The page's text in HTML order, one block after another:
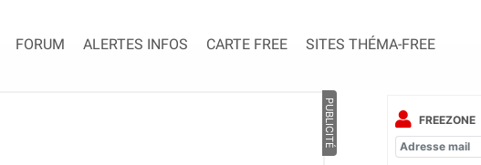
FORUM ALERTES INFOS CARTE FREE SITES THÉMA-FREE
PUBLICITÉ
FREEZONE